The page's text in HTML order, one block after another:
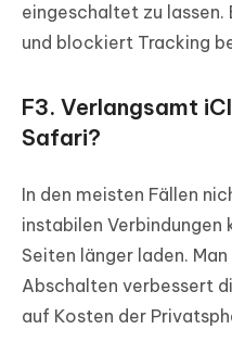
eingeschaltet zu lassen.
und blockiert Tracking
F3. Verlangsamt
Safari?
In den meisten Fällen
instabilen Verbindungen
Seiten länger laden.
Abschalten verbessert
auf Kosten der